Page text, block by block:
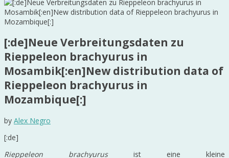
[:de]Neue Verbreitungsdaten zu
Rieppeleon brachyurus in
Mosambik[:en]New distribution data of
Rieppeleon brachyurus in
Mozambique[:]
by Alex Negro
[:de]
Rieppeleon brachyurusist eine kleine